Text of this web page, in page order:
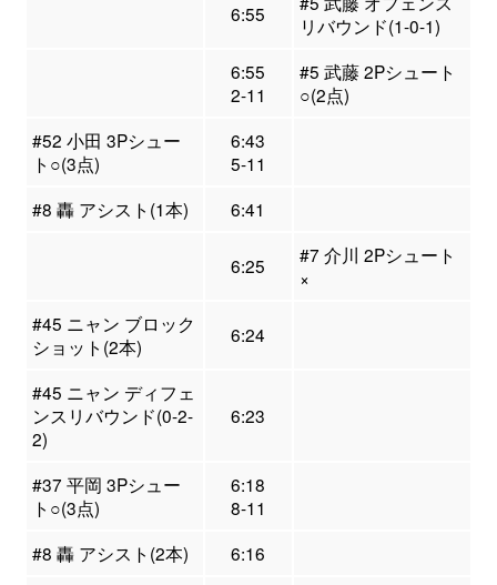
6:55
リバウンド(1-0-1)
6:55
2-11
#5 武藤 2Pシュート
○(2点)
#52 小田 3Pシュー
ト○(3点)
6:43
5-11
#8 轟 アシスト(1本)
6:41
6:25
#7 介川 2Pシュート
×
#45 ニャン ブロック
ショット(2本)
6:24
#45 ニャン ディフェ
ンスリバウンド(0-2-
2)
6:23
#37 平岡 3Pシュー
ト○(3点)
6:18
8-11
#8 轟 アシスト(2本)
6:16